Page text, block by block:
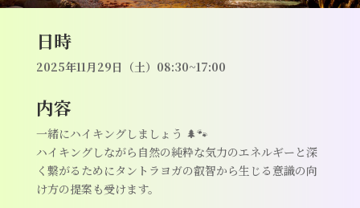
日時
2025年11月29日（土）08:30~17:00
内容
一緒にハイキングしましょう 🌲🐾
ハイキングしながら自然の純粋な気力のエネルギーと深
く繋がるためにタントラヨガの叡智から生じる意識の向
け方の提案も受けます。